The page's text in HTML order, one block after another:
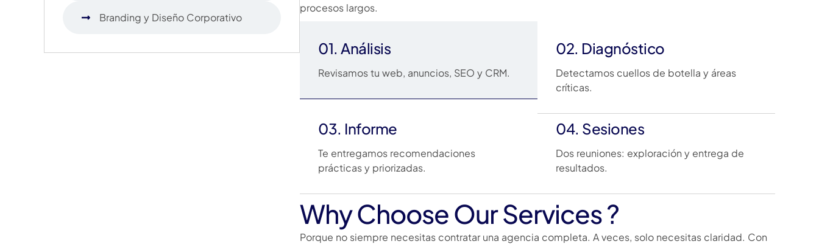
Branding y Diseño Corporativo
procesos largos.
01. Análisis
Revisamos tu web, anuncios, SEO y CRM.
02. Diagnóstico
Detectamos cuellos de botella y áreas
críticas.
03. Informe
Te entregamos recomendaciones
prácticas y priorizadas.
04. Sesiones
Dos reuniones: exploración y entrega de
resultados.
Why Choose Our Services ?
Porque no siempre necesitas contratar una agencia completa. A veces, solo necesitas claridad. Con